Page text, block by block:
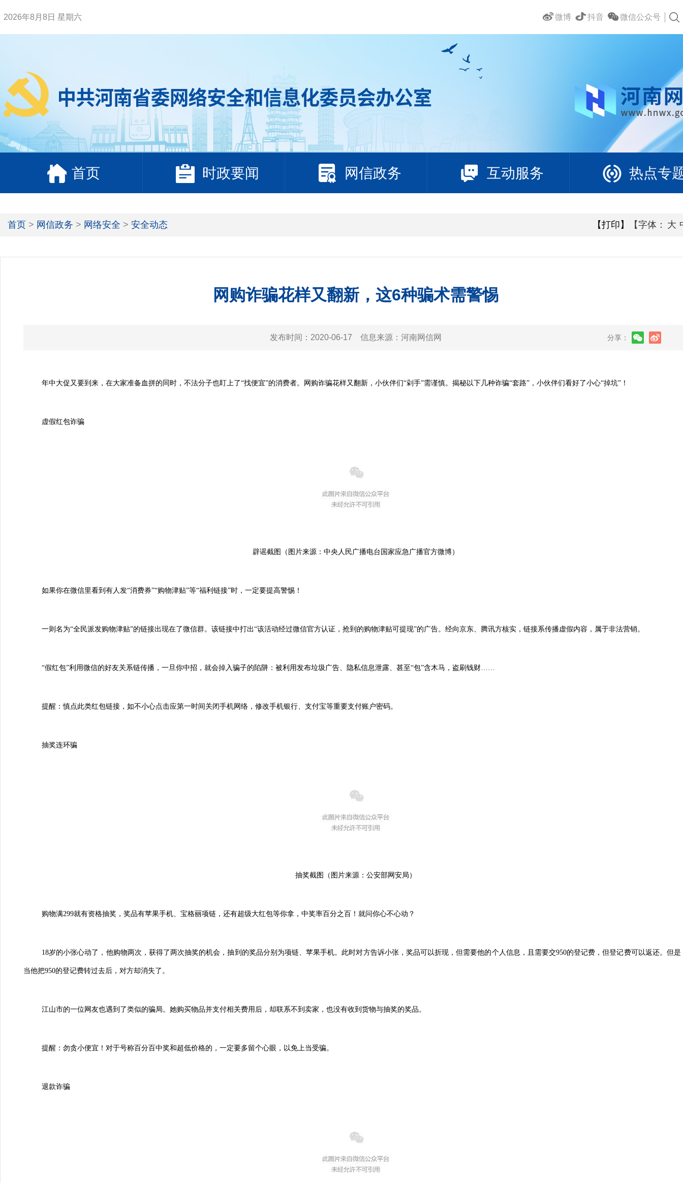
2026年8月8日 星期六 微信公众号
抖音
微博
首页 时政要闻 网信政务 互动服务 热点专
首页 > 网信政务 > 网络安全 > 安全动态 【打印】 【字体： 大
网购诈骗花样又翻新，这6种骗术需警惕
发布时间： 2020-06-17 信息来源： 河南网信网 分享：
年中大促又要到来，在大家准备血拼的同时，不法分子也盯上了“找便宜”的消费者。网购诈骗花样又翻新，小伙伴们“剁手”需谨慎。揭秘以下几种诈骗“套路”，小伙伴们看好了小心“掉坑”！
虚假红包诈骗
辟谣截图（图片来源：中央人民广播电台国家应急广播官方微博）
如果你在微信里看到有人发“消费券”“购物津贴”等“福利链接”时，一定要提高警惕！
一则名为“全民派发购物津贴”的链接出现在了微信群。该链接中打出“该活动经过微信官方认证，抢到的购物津贴可提现”的广告。经向京东、腾讯方核实，链接系传播虚假内容，属于非法营销。
“假红包”利用微信的好友关系链传播，一旦你中招，就会掉入骗子的陷阱：被利用发布垃圾广告、隐私信息泄露、甚至“包”含木马，盗刷钱财……
提醒：慎点此类红包链接，如不小心点击应第一时间关闭手机网络，修改手机银行、支付宝等重要支付账户密码。
抽奖连环骗
抽奖截图（图片来源：公安部网安局）
购物满299就有资格抽奖，奖品有苹果手机、宝格丽项链，还有超级大红包等你拿，中奖率百分之百！就问你心不心动？
18岁的小张心动了，他购物两次，获得了两次抽奖的机会，抽到的奖品分别为项链、苹果手机。此时对方告诉小张，奖品可以折现，但需要他的个人信息，且需要交950的登记费，但登记费可以返还。但是
当他把950的登记费转过去后，对方却消失了。
江山市的一位网友也遇到了类似的骗局。她购买物品并支付相关费用后，却联系不到卖家，也没有收到货物与抽奖的奖品。
提醒：勿贪小便宜！对于号称百分百中奖和超低价格的，一定要多留个心眼，以免上当受骗。
退款诈骗